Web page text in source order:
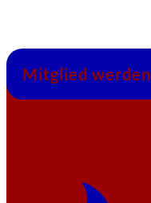
Mitglied werden